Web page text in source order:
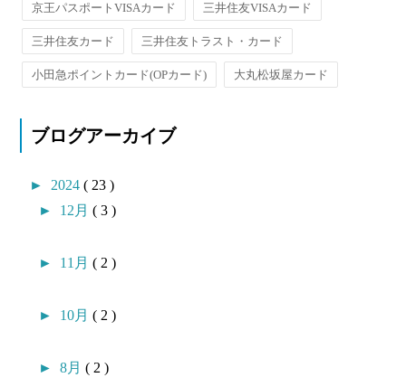
京王パスポートVISAカード 三井住友VISAカード
三井住友カード 三井住友トラスト・カード
小田急ポイントカード(OPカード) 大丸松坂屋カード
ブログアーカイブ
► 2024( 23 )
► 12月( 3 )
► 11月( 2 )
► 10月( 2 )
►8月( 2 )